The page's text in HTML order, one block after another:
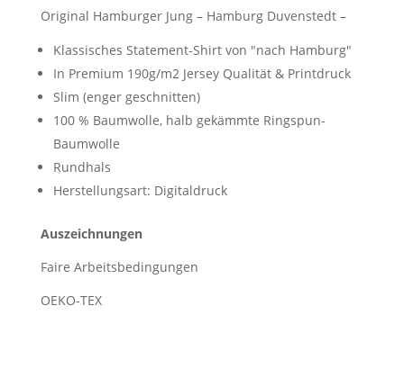
Original Hamburger Jung – Hamburg Duvenstedt –
Klassisches Statement-Shirt von "nach Hamburg"
In Premium 190g/m2 Jersey Qualität & Printdruck
Slim (enger geschnitten)
100 % Baumwolle, halb gekämmte Ringspun-
Baumwolle
Rundhals
Herstellungsart: Digitaldruck
Auszeichnungen
Faire Arbeitsbedingungen
OEKO-TEX